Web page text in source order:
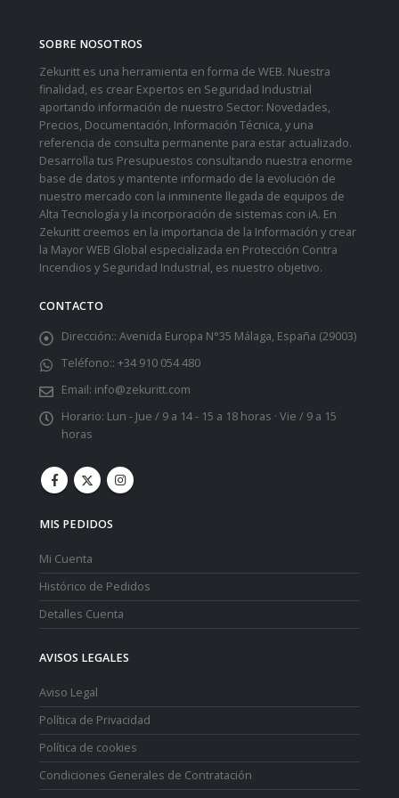
SOBRE NOSOTROS
Zekuritt es una herramienta en forma de WEB. Nuestra
finalidad, es crear Expertos en Seguridad Industrial
aportando información de nuestro Sector: Novedades,
Precios, Documentación, Información Técnica, y una
referencia de consulta permanente para estar actualizado.
Desarrolla tus Presupuestos consultando nuestra enorme
base de datos y mantente informado de la evolución de
nuestro mercado con la inminente llegada de equipos de
Alta Tecnología y la incorporación de sistemas con iA. En
Zekuritt creemos en la importancia de la Información y crear
la Mayor WEB Global especializada en Protección Contra
Incendios y Seguridad Industrial, es nuestro objetivo.
CONTACTO
Dirección:: Avenida Europa N°35 Málaga, España (29003)
Teléfono:: +34 910 054 480
Email: info@zekuritt.com
Horario: Lun - Jue / 9 a 14 - 15 a 18 horas · Vie / 9 a 15
horas
MIS PEDIDOS
Mi Cuenta
Histórico de Pedidos
Detalles Cuenta
AVISOS LEGALES
Aviso Legal
Política de Privacidad
Política de cookies
Condiciones Generales de Contratación